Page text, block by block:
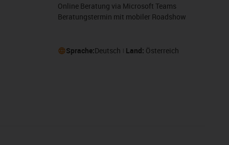
Online Beratung via Microsoft Teams
Beratungstermin mit mobiler Roadshow
Sprache:Deutsch Land: Österreich